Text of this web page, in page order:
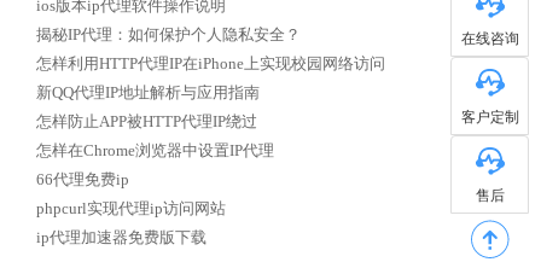
ios版本ip代理软件操作说明
揭秘IP代理：如何保护个人隐私安全？
怎样利用HTTP代理IP在iPhone上实现校园网络访问
新QQ代理IP地址解析与应用指南
怎样防止APP被HTTP代理IP绕过
怎样在Chrome浏览器中设置IP代理
66代理免费ip
phpcurl实现代理ip访问网站
ip代理加速器免费版下载
在线咨询
客户定制
售后